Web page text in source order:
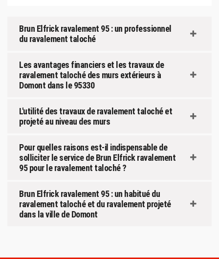
Brun Elfrick ravalement 95 : un professionnel
du ravalement taloché
Les avantages financiers et les travaux de
ravalement taloché des murs extérieurs à
Domont dans le 95330
L'utilité des travaux de ravalement taloché et
projeté au niveau des murs
Pour quelles raisons est-il indispensable de
solliciter le service de Brun Elfrick ravalement
95 pour le ravalement taloché ?
Brun Elfrick ravalement 95 : un habitué du
ravalement taloché et du ravalement projeté
dans la ville de Domont